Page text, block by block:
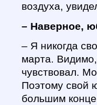
воздуха,
– Наверное,
– Я никогда
марта.
чувствовал.
Поэтому свой
большим